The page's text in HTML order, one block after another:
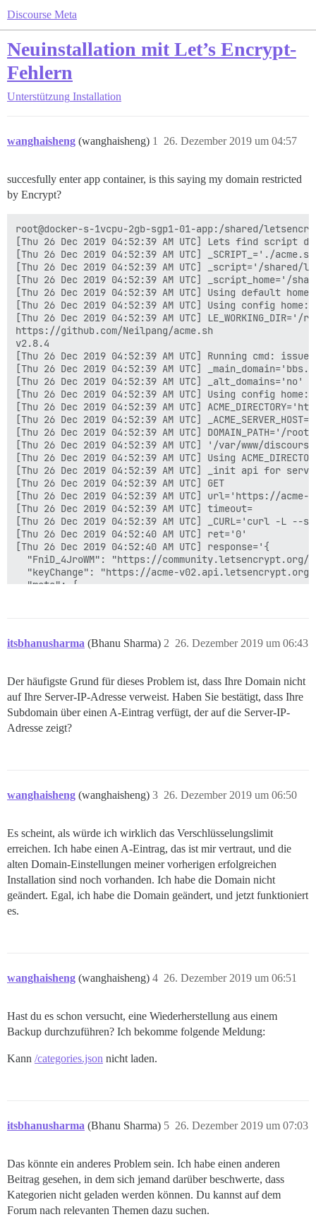
Discourse Meta
Neuinstallation mit Let’s Encrypt-
Fehlern
Unterstützung Installation
wanghaisheng (wanghaisheng) 26. Dezember 2019 um 04:57
1
succesfully enter app container, is this saying my domain restricted
by Encrypt?
root@docker-s-1vcpu-2gb-sgp1-01-app:/shared/letsencrypt# ./acme.sh --issue -d bbs.antivte.com -k 4096 -w /var/www/discourse/public --debug 2
[Thu 26 Dec 2019 04:52:39 AM UTC] Lets find script dir.
[Thu 26 Dec 2019 04:52:39 AM UTC] _SCRIPT_='./acme.sh'
[Thu 26 Dec 2019 04:52:39 AM UTC] _script='/shared/letsencrypt/acme.sh'
[Thu 26 Dec 2019 04:52:39 AM UTC] _script_home='/shared/letsencrypt'
[Thu 26 Dec 2019 04:52:39 AM UTC] Using default home:/root/.acme.sh
[Thu 26 Dec 2019 04:52:39 AM UTC] Using config home:/root/.acme.sh
[Thu 26 Dec 2019 04:52:39 AM UTC] LE_WORKING_DIR='/root/.acme.sh'
https://github.com/Neilpang/acme.sh
v2.8.4
[Thu 26 Dec 2019 04:52:39 AM UTC] Running cmd: issue
[Thu 26 Dec 2019 04:52:39 AM UTC] _main_domain='bbs.antivte.com'
[Thu 26 Dec 2019 04:52:39 AM UTC] _alt_domains='no'
[Thu 26 Dec 2019 04:52:39 AM UTC] Using config home:/root/.acme.sh
[Thu 26 Dec 2019 04:52:39 AM UTC] ACME_DIRECTORY='https://acme-v02.api.letsencrypt.org/directory'
[Thu 26 Dec 2019 04:52:39 AM UTC] _ACME_SERVER_HOST='acme-v02.api.letsencrypt.org'
[Thu 26 Dec 2019 04:52:39 AM UTC] DOMAIN_PATH='/root/.acme.sh/bbs.antivte.com'
[Thu 26 Dec 2019 04:52:39 AM UTC] '/var/www/discourse/public' does not contain 'dns'
[Thu 26 Dec 2019 04:52:39 AM UTC] Using ACME_DIRECTORY: https://acme-v02.api.letsencrypt.org/directory
[Thu 26 Dec 2019 04:52:39 AM UTC] _init api for server: https://acme-v02.api.letsencrypt.org/directory
[Thu 26 Dec 2019 04:52:39 AM UTC] GET
[Thu 26 Dec 2019 04:52:39 AM UTC] url='https://acme-v02.api.letsencrypt.org/directory'
[Thu 26 Dec 2019 04:52:39 AM UTC] timeout=
[Thu 26 Dec 2019 04:52:39 AM UTC] _CURL='curl -L --silent --dump-header /root/.acme.sh/http.header  --trace-ascii /tmp/tmp.LOXvOHFIhy  -g '
[Thu 26 Dec 2019 04:52:40 AM UTC] ret='0'
[Thu 26 Dec 2019 04:52:40 AM UTC] response='{
  "FniD_4JroWM": "https://community.letsencrypt.org/t/adding-random-entries-to-the-directory/33417",
  "keyChange": "https://acme-v02.api.letsencrypt.org/acme/key-change",
  "meta": {
    "caaIdentities": [
      "letsencrypt.org"
    ],
    "termsOfService": "https://letsencrypt.org/documents/LE-SA-v1.2-November-15-2017.pdf",
    "website": "https://letsencrypt.org"
  },
  "newAccount": "https://acme-v02.api.letsencrypt.org/acme/new-acct",
  "newNonce": "https://acme-v02.api.letsencrypt.org/acme/new-nonce",
  "newOrder": "https://acme-v02.api.letsencrypt.org/acme/new-order",
  "revokeCert": "https://acme-v02.api.letsencrypt.org/acme/revoke-cert"
}'
[Thu 26 Dec 2019 04:52:40 AM UTC] ACME_KEY_CHANGE='https://acme-v02.api.letsencrypt.org/acme/key-change'
[Thu 26 Dec 2019 04:52:40 AM UTC] ACME_NEW_AUTHZ
[Thu 26 Dec 2019 04:52:40 AM UTC] ACME_NEW_ORDER='https://acme-v02.api.letsencrypt.org/acme/new-order'
[Thu 26 Dec 2019 04:52:40 AM UTC] ACME_NEW_ACCOUNT='https://acme-v02.api.letsencrypt.org/acme/new-acct'
[Thu 26 Dec 2019 04:52:40 AM UTC] ACME_REVOKE_CERT='https://acme-v02.api.letsencrypt.org/acme/revoke-cert'
[Thu 26 Dec 2019 04:52:40 AM UTC] ACME_AGREEMENT='https://letsencrypt.org/documents/LE-SA-v1.2-November-15-2017.pdf'
[Thu 26 Dec 2019 04:52:40 AM UTC] ACME_NEW_NONCE='https://acme-v02.api.letsencrypt.org/acme/new-nonce'
[Thu 26 Dec 2019 04:52:40 AM UTC] ACME_VERSION='2'
[Thu 26 Dec 2019 04:52:40 AM UTC] _on_before_issue
[Thu 26 Dec 2019 04:52:40 AM UTC] _chk_main_domain='bbs.antivte.com'
[Thu 26 Dec 2019 04:52:40 AM UTC] _chk_alt_domains
[Thu 26 Dec 2019 04:52:40 AM UTC] '/var/www/discourse/public' does not contain 'no'
[Thu 26 Dec 2019 04:52:41 AM UTC] Le_LocalAddress
[Thu 26 Dec 2019 04:52:41 AM UTC] d='bbs.antivte.com'
[Thu 26 Dec 2019 04:52:41 AM UTC] Check for domain='bbs.antivte.com'
[Thu 26 Dec 2019 04:52:41 AM UTC] _currentRoot='/var/www/discourse/public'
[Thu 26 Dec 2019 04:52:41 AM UTC] d
[Thu 26 Dec 2019 04:52:41 AM UTC] '/var/www/discourse/
itsbhanusharma (Bhanu Sharma) 26. Dezember 2019 um 06:43
2
Der häufigste Grund für dieses Problem ist, dass Ihre Domain nicht
auf Ihre Server-IP-Adresse verweist. Haben Sie bestätigt, dass Ihre
Subdomain über einen A-Eintrag verfügt, der auf die Server-IP-
Adresse zeigt?
wanghaisheng (wanghaisheng) 26. Dezember 2019 um 06:50
3
Es scheint, als würde ich wirklich das Verschlüsselungslimit
erreichen. Ich habe einen A-Eintrag, das ist mir vertraut, und die
alten Domain-Einstellungen meiner vorherigen erfolgreichen
Installation sind noch vorhanden. Ich habe die Domain nicht
geändert. Egal, ich habe die Domain geändert, und jetzt funktioniert
es.
wanghaisheng (wanghaisheng) 26. Dezember 2019 um 06:51
4
Hast du es schon versucht, eine Wiederherstellung aus einem
Backup durchzuführen? Ich bekomme folgende Meldung:
Kann /categories.json nicht laden.
itsbhanusharma (Bhanu Sharma) 26. Dezember 2019 um 07:03
5
Das könnte ein anderes Problem sein. Ich habe einen anderen
Beitrag gesehen, in dem sich jemand darüber beschwerte, dass
Kategorien nicht geladen werden können. Du kannst auf dem
Forum nach relevanten Themen dazu suchen.